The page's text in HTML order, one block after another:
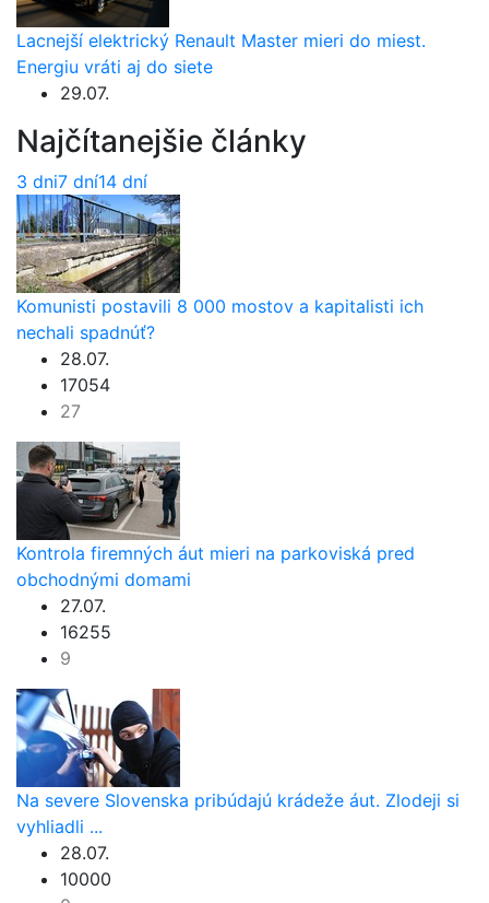
Lacnejší elektrický Renault Master mieri do miest.
Energiu vráti aj do siete
29.07.
Najčítanejšie články
3 dni7 dní14 dní
Komunisti postavili 8 000 mostov a kapitalisti ich
nechali spadnúť?
28.07.
17054
27
Kontrola firemných áut mieri na parkoviská pred
obchodnými domami
27.07.
16255
9
Na severe Slovenska pribúdajú krádeže áut. Zlodeji si
vyhliadli ...
28.07.
10000